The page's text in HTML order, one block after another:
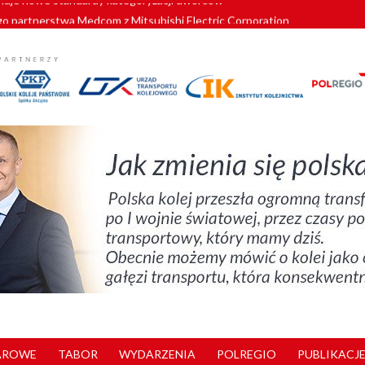
partnerstwa Medcom z Mitsubishi Electric Corporation
znów szuka dostawcy nowych EZT
kolejowych w północnej Wielkopolsce. Łatwiejsze dojazdy do pracy i
nowe standardy kategoryzacji dworców
TABOR WYDARZENIA POLREGIO